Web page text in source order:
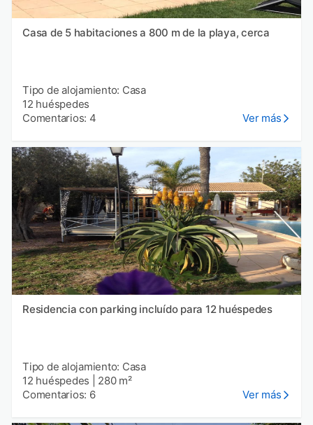
Casa de 5 habitaciones a 800 m de la playa, cerca
Tipo de alojamiento: Casa
12 huéspedes
Comentarios: 4
Ver más
Residencia con parking incluído para 12 huéspedes
Tipo de alojamiento: Casa
12 huéspedes
280 m²
Comentarios: 6
Ver más